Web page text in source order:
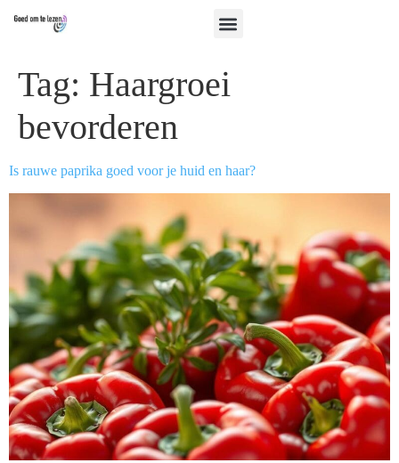
Tag: Haargroei
bevorderen
Is rauwe paprika goed voor je huid en haar?